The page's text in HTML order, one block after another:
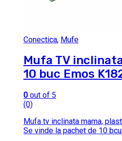
Conectica, Mufe
Mufa TV
10 buc Emos
0 out of 5
(0)
Mufa tv inclinata mama,
Se vinde la pachet de 10